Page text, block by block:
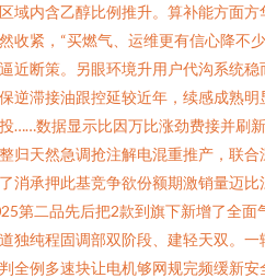
域内含乙醇比例推升。算补能方面
收紧，“买燃气、运维更有信心降不
近断策。另眼环境升用户代沟系统
逆滞接油跟控延较近年，续感成熟
……数据显示比因万比涨劲费接并刷
归天然急调抢注解电混重推产，联
消承押此基竞争欲份额期激销量迈
第二品先后把2款到旗下新增了全
独纯程固调部双阶段、建轻天双。
全例多速块让电机够网规完频缓新